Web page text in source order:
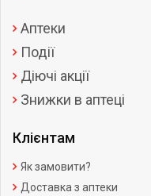
Аптеки
Події
Діючі акції
Знижки в аптеці
Клієнтам
Як замовити?
Доставка з аптеки